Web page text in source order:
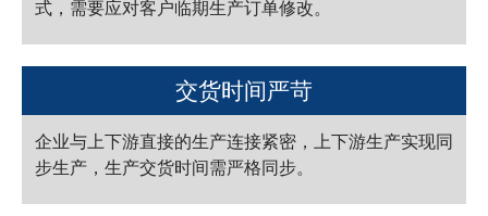
式，需要应对客户临期生产订单修改。
交货时间严苛
企业与上下游直接的生产连接紧密，上下游生产实现同
步生产，生产交货时间需严格同步。